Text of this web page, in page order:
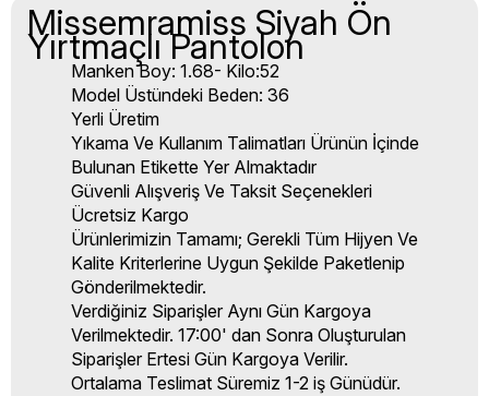
Missemramiss Siyah Ön
Yırtmaçlı Pantolon
Manken Boy: 1.68- Kilo:52
Model Üstündeki Beden: 36
Yerli Üretim
Yıkama Ve Kullanım Talimatları Ürünün İçinde
Bulunan Etikette Yer Almaktadır
Güvenli Alışveriş Ve Taksit Seçenekleri
Ücretsiz Kargo
Ürünlerimizin Tamamı; Gerekli Tüm Hijyen Ve
Kalite Kriterlerine Uygun Şekilde Paketlenip
Gönderilmektedir.
Verdiğiniz Siparişler Aynı Gün Kargoya
Verilmektedir. 17:00' dan Sonra Oluşturulan
Siparişler Ertesi Gün Kargoya Verilir.
Ortalama Teslimat Süremiz 1-2 iş Günüdür.